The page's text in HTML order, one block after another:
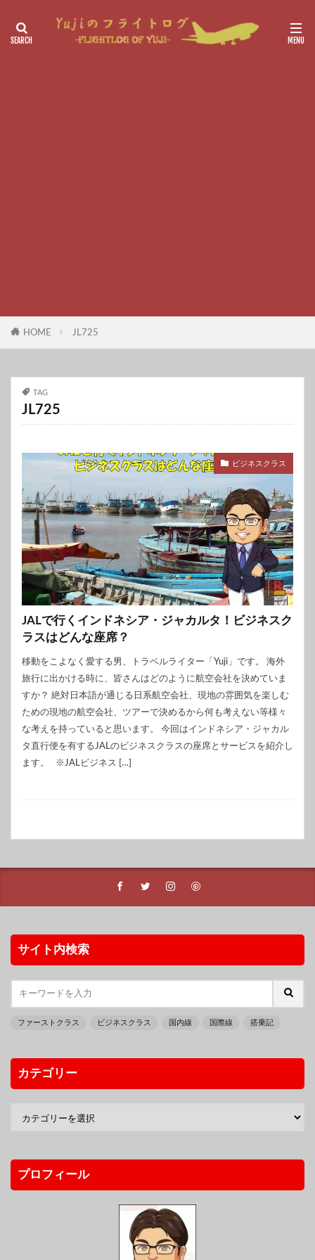
HOME JL725
TAG
JL725
ビジネスクラス
JALで行くインドネシア・ジャカルタ！ビジネスク
ラスはどんな座席？
移動をこよなく愛する男、トラベルライター「Yuji」です。 海外
旅行に出かける時に、皆さんはどのように航空会社を決めていま
すか？ 絶対日本語が通じる日系航空会社、現地の雰囲気を楽しむ
ための現地の航空会社、ツアーで決めるから何も考えない等様々
な考えを持っていると思います。 今回はインドネシア・ジャカル
タ直行便を有するJALのビジネスクラスの座席とサービスを紹介し
ます。 ※JALビジネス […]
サイト内検索
ファーストクラス ビジネスクラス 国内線 国際線 搭乗記
カテゴリー
プロフィール